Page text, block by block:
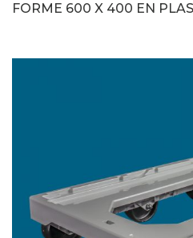
FORME 600 X 400 EN